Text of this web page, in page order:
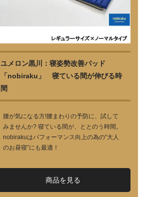
ユメロン黒川：寝姿勢改善パッド
「nobiraku」 寝ている間が伸びる時
間
腰が気になる方!腰まわりの予防に、試して
みませんか? 寝ている間が、ととのう時間。
nobirakuはパフォーマンス向上の為の“大人
のお昼寝”にも最適！
商品を見る